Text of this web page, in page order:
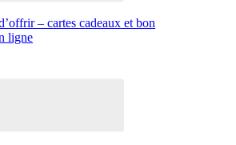
– cartes cadeaux et bon
ligne